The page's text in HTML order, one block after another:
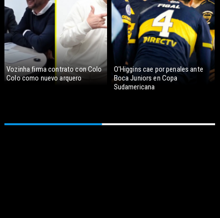
Vozinha firma contrato con Colo
Colo como nuevo arquero
O'Higgins cae por penales ante
Boca Juniors en Copa
Sudamericana